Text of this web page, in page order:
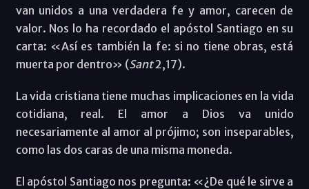
van unidos a una verdadera fe y amor, carecen de
valor. Nos lo ha recordado el apóstol Santiago en su
carta: «Así es también la fe: si no tiene obras, está
muerta por dentro» (Sant2,17).
La vida cristiana tiene muchas implicaciones en la vida
cotidiana, real. El amor a Dios va unido
necesariamente al amor al prójimo; son inseparables,
como las dos caras de una misma moneda.
El apóstol Santiago nos pregunta: «¿De qué le sirve a